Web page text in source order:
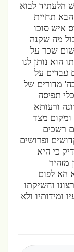
לבוא
תחיית
סוכו
מה שקנה
שכר על
נותן לנו
על
מדורים של
תפיסה
ורעותא
מצד
ופרושים
כי היא
לפום
וחשיקתו
ומידותיו ולא